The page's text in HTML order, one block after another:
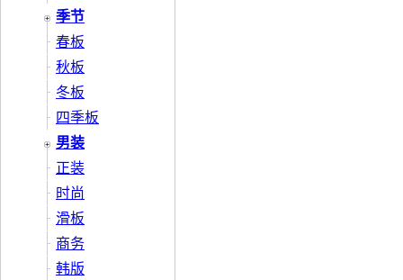
季节
春板
秋板
冬板
四季板
男装
正装
时尚
滑板
商务
韩版